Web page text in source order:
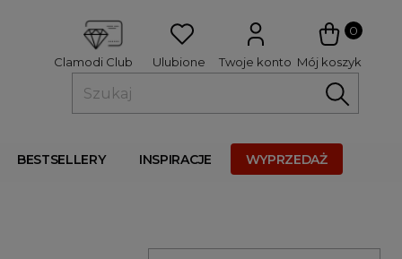
0
Mój koszyk
Twoje konto
Ulubione
Clamodi Club
BESTSELLERY INSPIRACJE WYPRZEDAŻ